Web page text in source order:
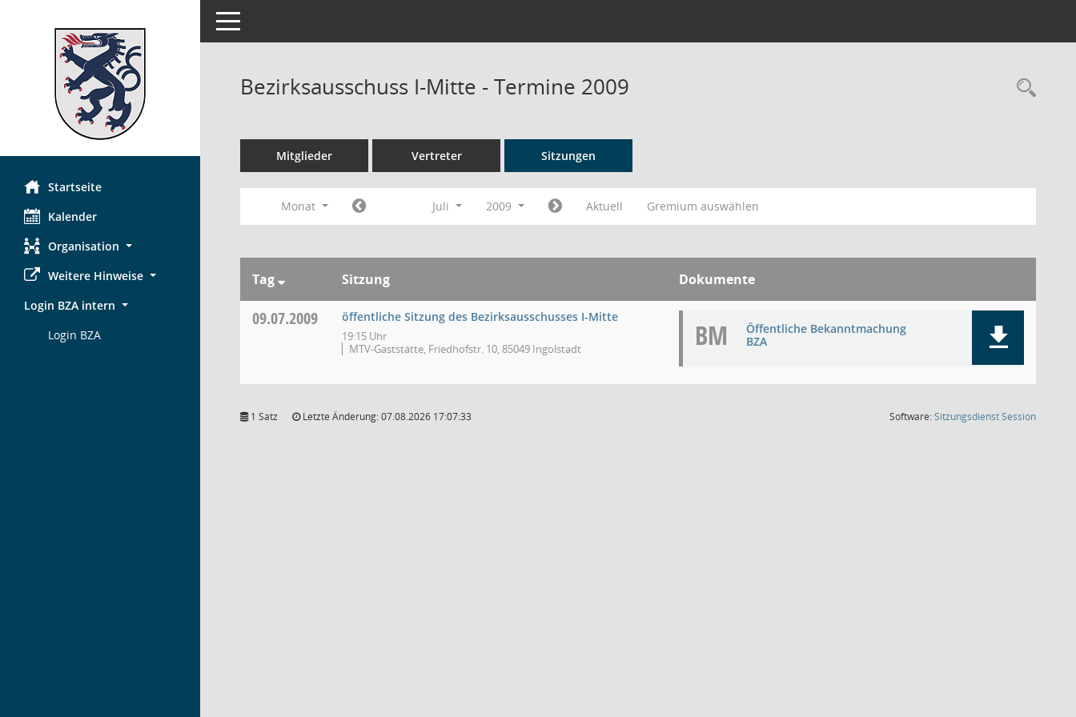
Startseite
Kalender
Organisation
Weitere Hinweise
Login BZA intern
Login BZA
Toggle navigation
Bezirksausschuss I-Mitte - Termine 2009
Mitglieder Vertreter Sitzungen
Monat Juli 2009 Aktuell Gremium auswählen
Tag Sitzung Dokumente
09.07.2009 öffentliche Sitzung des Bezirksausschusses I-Mitte
19:15 Uhr
MTV-Gaststätte, Friedhofstr. 10, 85049 Ingolstadt
BM
Öffentliche Bekanntmachung
BZA
1 Satz Letzte Änderung: 07.08.2026 17:07:33 Software:SitzungsdienstSession(Wird in